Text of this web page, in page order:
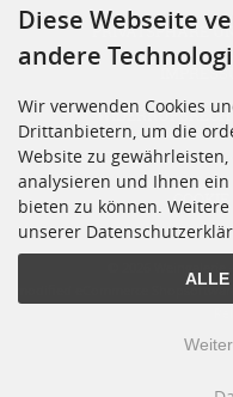
PRIVATSPHÄRE
JUGENDSCHUTZ
modified eCommerce
Diese Webseite
andere
Wir verwenden Cookies
Drittanbietern, um die
Website zu
analysieren und Ihnen
bieten zu können.
unserer
ALLE